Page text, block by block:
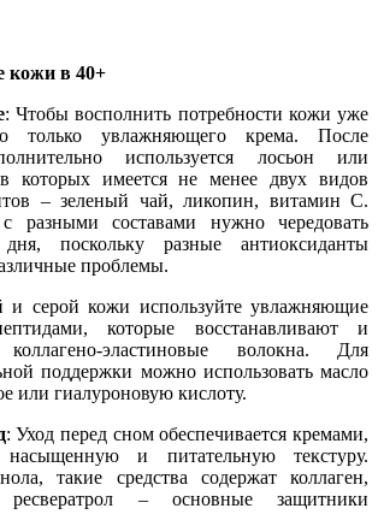
кожи в 40+
: Чтобы восполнить потребности кожи уже
только увлажняющего крема. После
используется лосьон или
которых имеется не менее двух видов
– зеленый чай, ликопин, витамин С.
разными составами нужно чередовать
поскольку разные антиоксиданты
проблемы.
и серой кожи используйте увлажняющие
которые восстанавливают и
эластиновые волокна. Для
поддержки можно использовать масло
или гиалуроновую кислоту.
: Уход перед сном обеспечивается кремами,
и питательную текстуру.
такие средства содержат коллаген,
ресвератрол – основные защитники